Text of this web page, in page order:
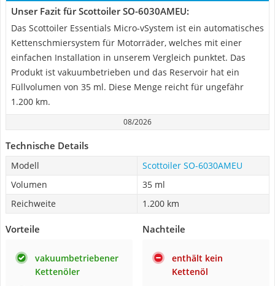
Unser Fazit für Scottoiler SO-6030AMEU:
Das Scottoiler Essentials Micro-vSystem ist ein automatisches
Kettenschmiersystem für Motorräder, welches mit einer
einfachen Installation in unserem Vergleich punktet. Das
Produkt ist vakuumbetrieben und das Reservoir hat ein
Füllvolumen von 35 ml. Diese Menge reicht für ungefähr
1.200 km.
08/2026
Technische Details
Modell
Scottoiler SO-6030AMEU
Volumen
35 ml
Reichweite
1.200 km
Vorteile
vakuumbetriebener
Kettenöler
Nachteile
enthält kein
Kettenöl